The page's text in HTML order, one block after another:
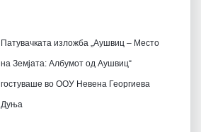
Патувачката изложба „Аушвиц – Место
на Земјата: Албумот од Аушвиц“
гостуваше во ООУ Невена Георгиева
Дуња